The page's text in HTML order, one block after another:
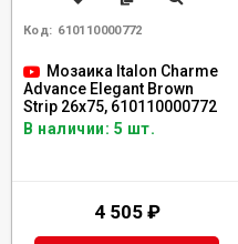
Код: 610110000772
Мозаика Italon Charme
Advance Elegant Brown
Strip 26x75, 610110000772
В наличии: 5 шт.
4 505 ₽